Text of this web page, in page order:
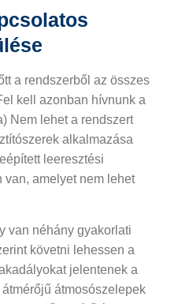
a rendszerből az összes
kell azonban hívnunk a
Nem lehet a rendszert
alkalmazása
leeresztési
van, amelyet nem lehet
van néhány gyakorlati
követni lehessen a
jelentenek a
átmosószelepek